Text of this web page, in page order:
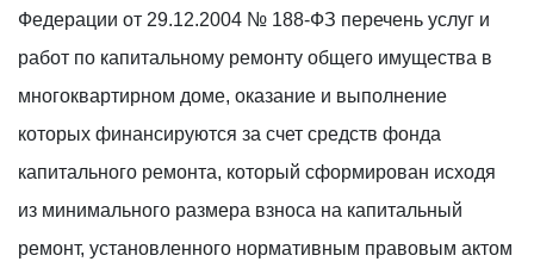
Федерации от 29.12.2004 № 188-ФЗ перечень услуг и
работ по капитальному ремонту общего имущества в
многоквартирном доме, оказание и выполнение
которых финансируются за счет средств фонда
капитального ремонта, который сформирован исходя
из минимального размера взноса на капитальный
ремонт, установленного нормативным правовым актом